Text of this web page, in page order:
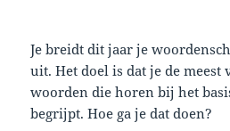
Je breidt dit jaar je
uit. Het doel is dat je de meest
woorden die horen bij het
begrijpt. Hoe ga je dat doen?